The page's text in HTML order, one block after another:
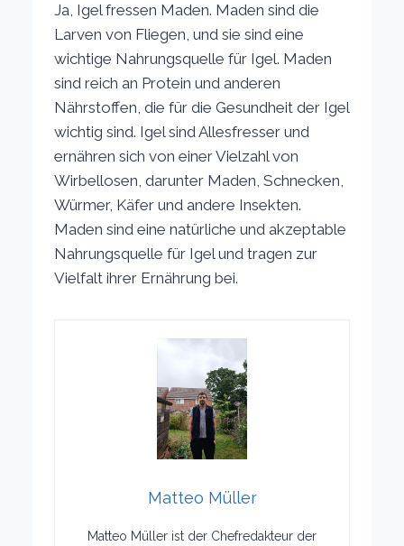
Ja, Igel fressen Maden. Maden sind die
Larven von Fliegen, und sie sind eine
wichtige Nahrungsquelle für Igel. Maden
sind reich an Protein und anderen
Nährstoffen, die für die Gesundheit der Igel
wichtig sind. Igel sind Allesfresser und
ernähren sich von einer Vielzahl von
Wirbellosen, darunter Maden, Schnecken,
Würmer, Käfer und andere Insekten.
Maden sind eine natürliche und akzeptable
Nahrungsquelle für Igel und tragen zur
Vielfalt ihrer Ernährung bei.
Matteo Müller
Matteo Müller ist der Chefredakteur der